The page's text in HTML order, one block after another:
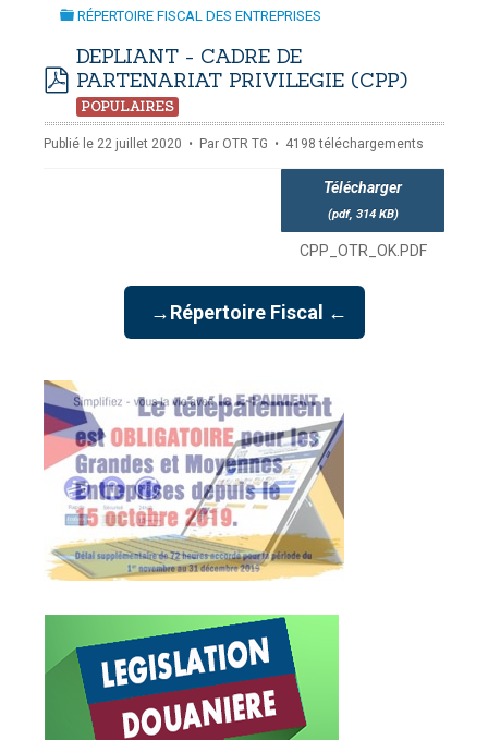
RÉPERTOIRE FISCAL DES ENTREPRISES
pdf
DEPLIANT - CADRE DE
PARTENARIAT PRIVILEGIE (CPP)
POPULAIRES
Publié le 22 juillet 2020 Par OTR TG 4198 téléchargements
Télécharger
(pdf, 314 KB)
CPP_OTR_OK.PDF
→Répertoire Fiscal ←